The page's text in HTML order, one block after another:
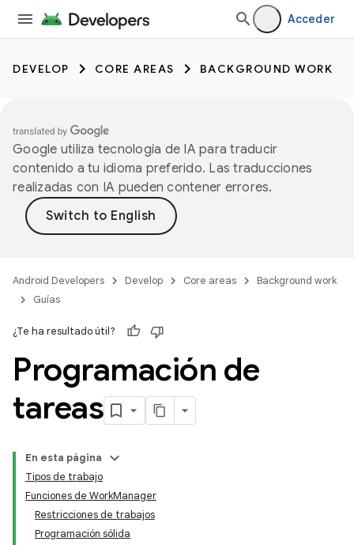
Acceder
DEVELOP CORE AREAS BACKGROUND WORK
Google utiliza tecnología de IA para traducir
contenido a tu idioma preferido. Las traducciones
realizadas con IA pueden contener errores.
Android Developers Develop Core areas
Background work
Guías
¿Te ha resultado útil?
Programación de
tareas
En esta página
Tipos de trabajo
Funciones de WorkManager
Restricciones de trabajos
Programación sólida